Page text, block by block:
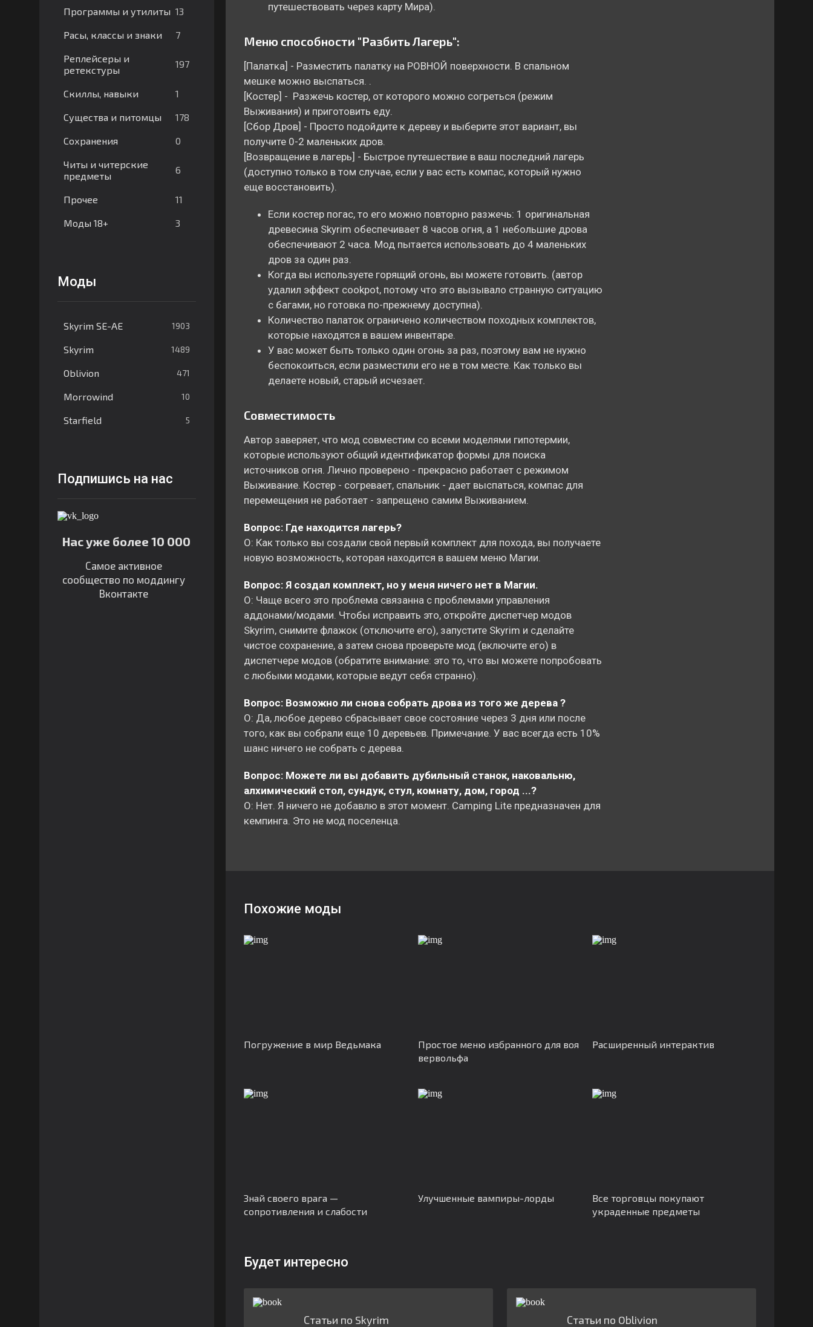
Программы и утилиты 13
Расы, классы и знаки 7
Реплейсеры и
ретекстуры
197
Скиллы, навыки 1
Существа и питомцы 178
Сохранения 0
Читы и читерские
предметы
6
Прочее 11
Моды 18+ 3
Моды
Skyrim SE-AE 1903
Skyrim 1489
Oblivion 471
Morrowind 10
Starfield 5
Подпишись на нас
Нас уже более 10 000
Самое активное
сообщество по моддингу
Вконтакте
путешествовать через карту Мира).
Меню способности "Разбить Лагерь":
[Палатка] - Разместить палатку на РОВНОЙ поверхности. В спальном
мешке можно выспаться. .
[Костер] - Разжечь костер, от которого можно согреться (режим
Выживания) и приготовить еду.
[Сбор Дров] - Просто подойдите к дереву и выберите этот вариант, вы
получите 0-2 маленьких дров.
[Возвращение в лагерь] - Быстрое путешествие в ваш последний лагерь
(доступно только в том случае, если у вас есть компас, который нужно
еще восстановить).
Если костер погас, то его можно повторно разжечь: 1 оригинальная
древесина Skyrim обеспечивает 8 часов огня, а 1 небольшие дрова
обеспечивают 2 часа. Мод пытается использовать до 4 маленьких
дров за один раз.
Когда вы используете горящий огонь, вы можете готовить. (автор
удалил эффект cookpot, потому что это вызывало странную ситуацию
с багами, но готовка по-прежнему доступна).
Количество палаток ограничено количеством походных комплектов,
которые находятся в вашем инвентаре.
У вас может быть только один огонь за раз, поэтому вам не нужно
беспокоиться, если разместили его не в том месте. Как только вы
делаете новый, старый исчезает.
Совместимость
Автор заверяет, что мод совместим со всеми моделями гипотермии,
которые используют общий идентификатор формы для поиска
источников огня. Лично проверено - прекрасно работает с режимом
Выживание. Костер - согревает, спальник - дает выспаться, компас для
перемещения не работает - запрещено самим Выживанием.
Вопрос: Где находится лагерь?
О: Как только вы создали свой первый комплект для похода, вы получаете
новую возможность, которая находится в вашем меню Магии.
Вопрос: Я создал комплект, но у меня ничего нет в Магии.
О: Чаще всего это проблема связанна с проблемами управления
аддонами/модами. Чтобы исправить это, откройте диспетчер модов
Skyrim, снимите флажок (отключите его), запустите Skyrim и сделайте
чистое сохранение, а затем снова проверьте мод (включите его) в
диспетчере модов (обратите внимание: это то, что вы можете попробовать
с любыми модами, которые ведут себя странно).
Вопрос: Возможно ли снова собрать дрова из того же дерева ?
О: Да, любое дерево сбрасывает свое состояние через 3 дня или после
того, как вы собрали еще 10 деревьев. Примечание. У вас всегда есть 10%
шанс ничего не собрать с дерева.
Вопрос: Можете ли вы добавить дубильный станок, наковальню,
алхимический стол, сундук, стул, комнату, дом, город ...?
О: Нет. Я ничего не добавлю в этот момент. Camping Lite предназначен для
кемпинга. Это не мод поселенца.
Похожие моды
Погружение в мир Ведьмака
Простое меню избранного для воя
вервольфа
Расширенный интерактив
Знай своего врага —
сопротивления и слабости
Улучшенные вампиры-лорды
Все торговцы покупают
украденные предметы
Будет интересно
Статьи по Skyrim Статьи по Oblivion